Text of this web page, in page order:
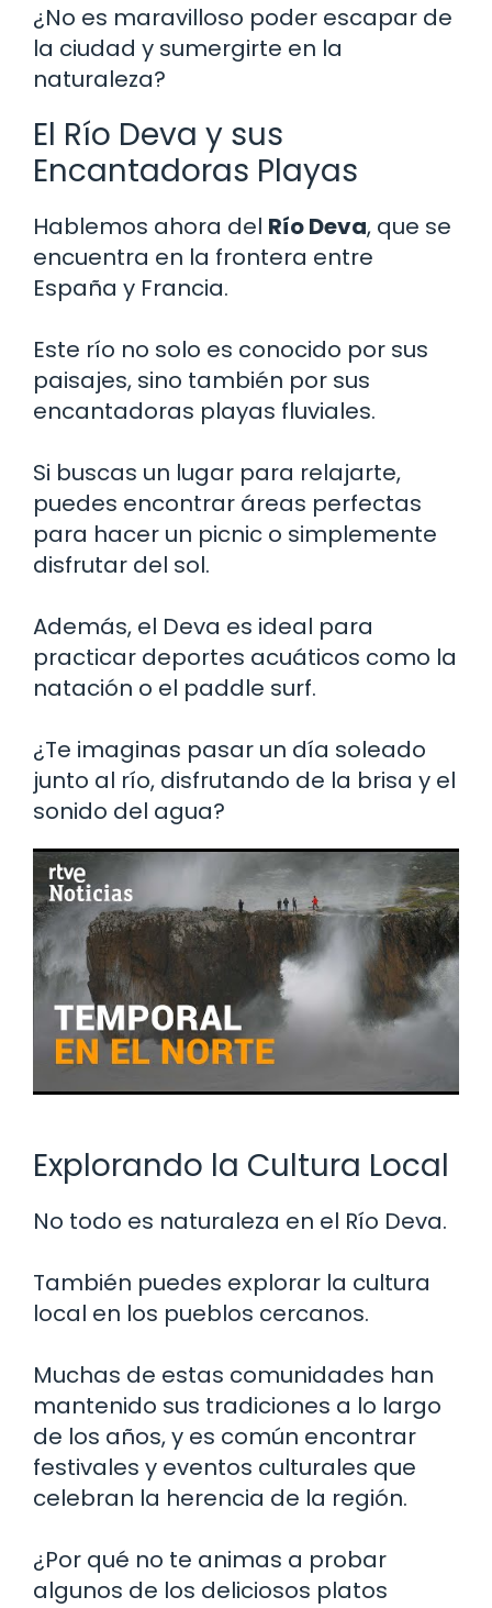
¿No es maravilloso poder escapar de
la ciudad y sumergirte en la
naturaleza?
El Río Deva y sus
Encantadoras Playas
Hablemos ahora del Río Deva, que se
encuentra en la frontera entre
España y Francia.
Este río no solo es conocido por sus
paisajes, sino también por sus
encantadoras playas fluviales.
Si buscas un lugar para relajarte,
puedes encontrar áreas perfectas
para hacer un picnic o simplemente
disfrutar del sol.
Además, el Deva es ideal para
practicar deportes acuáticos como la
natación o el paddle surf.
¿Te imaginas pasar un día soleado
junto al río, disfrutando de la brisa y el
sonido del agua?
Explorando la Cultura Local
No todo es naturaleza en el Río Deva.
También puedes explorar la cultura
local en los pueblos cercanos.
Muchas de estas comunidades han
mantenido sus tradiciones a lo largo
de los años, y es común encontrar
festivales y eventos culturales que
celebran la herencia de la región.
¿Por qué no te animas a probar
algunos de los deliciosos platos